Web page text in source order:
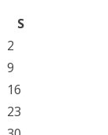
S
2
9
16
23